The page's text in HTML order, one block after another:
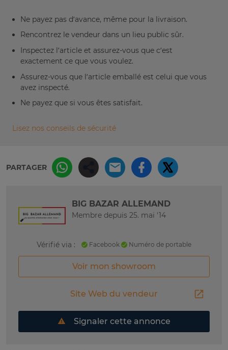
Ne payez pas d’avance, même pour la livraison.
Rencontrez le vendeur dans un lieu public sûr.
Inspectez l’article et assurez-vous que c’est
exactement ce que vous voulez.
Assurez-vous que l’article emballé est celui que vous
avez inspecté.
Ne payez que si vous êtes satisfait.
Lisez nos conseils de sécurité
PARTAGER
BIG BAZAR ALLEMAND
Membre depuis 25. mai '14
Vérifié via : Facebook Numéro de portable
Voir mon showroom
Site Web du vendeur
Signaler cette annonce